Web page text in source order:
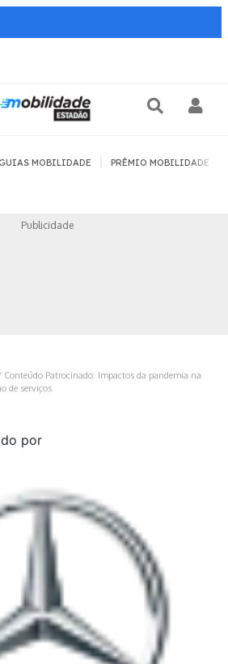
GUIAS MOBILIDADE PRÊMIO MOBILIDADE
Publicidade
Conteúdo Patrocinado: Impactos da pandemia na
de serviços
por